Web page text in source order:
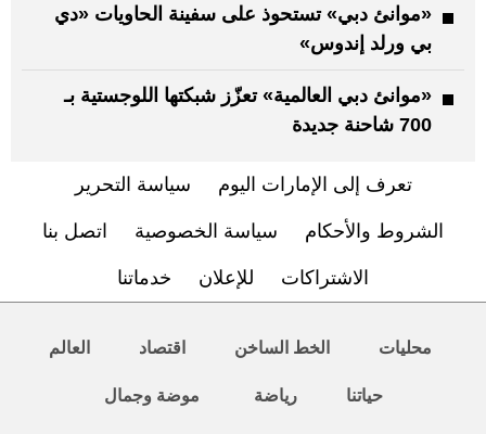
«موانئ دبي» تستحوذ على سفينة الحاويات «دي
بي ورلد إندوس»
«موانئ دبي العالمية» تعزّز شبكتها اللوجستية بـ
700 شاحنة جديدة
تعرف إلى الإمارات اليوم سياسة التحرير
الشروط والأحكام سياسة الخصوصية اتصل بنا
الاشتراكات للإعلان خدماتنا
محليات الخط الساخن اقتصاد العالم
حياتنا رياضة موضة وجمال